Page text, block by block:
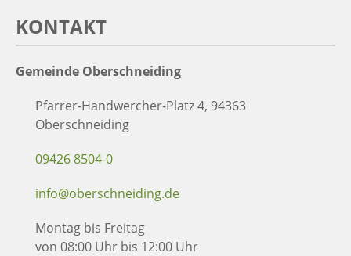
KONTAKT
Gemeinde Oberschneiding
Pfarrer-Handwercher-Platz 4, 94363
Oberschneiding
09426 8504-0
info@oberschneiding.de
Montag bis Freitag
von 08:00 Uhr bis 12:00 Uhr